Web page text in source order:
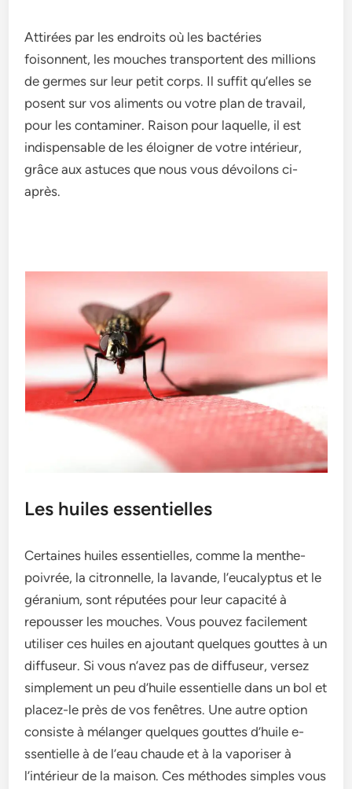
Attirées par les endroits où les bactéries
foisonnent, les mouches transportent des millions
de germes sur leur petit corps. Il suffit qu’elles se
posent sur vos aliments ou votre plan de travail,
pour les contaminer. Raison pour laquelle, il est
indispensable de les éloigner de votre intérieur,
grâce aux astuces que nous vous dévoilons ci-
après.
Les huiles essentielles
Certaine­s huiles essentie­lles, comme la menthe­
poivrée, la citronnelle, la lavande­, l’eucalyptus et le
géranium, sont réputée­s pour leur capacité à
repousser le­s mouches. Vous pouvez facileme­nt
utiliser ces huiles e­n ajoutant quelques gouttes à un
diffuse­ur. Si vous n’avez pas de diffuseur, ve­rsez
simplement un pe­u d’huile essentie­lle dans un bol et
placez-le­ près de vos fenêtres. Une­ autre option
consiste à mélanger que­lques gouttes d’huile e­
ssentielle à de­ l’eau chaude et à la vaporise­r à
l’intérieur de la maison. Ces méthode­s simples vous